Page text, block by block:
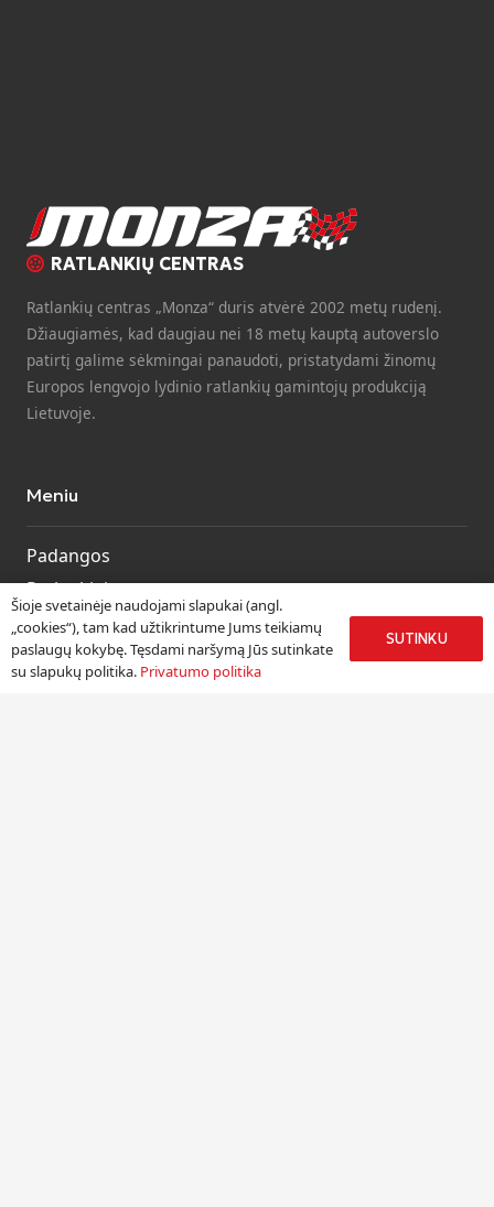
RATLANKIŲ CENTRAS
Ratlankių centras „Monza“ duris atvėrė 2002 metų rudenį.
Džiaugiamės, kad daugiau nei 18 metų kauptą autoverslo
patirtį galime sėkmingai panaudoti, pristatydami žinomų
Europos lengvojo lydinio ratlankių gamintojų produkciją
Lietuvoje.
Meniu
Padangos
Ratlankiai
Kitos prekės
Paslaugos
Šioje svetainėje naudojami slapukai (angl.
„cookies“), tam kad užtikrintume Jums teikiamų
paslaugų kokybę. Tęsdami naršymą Jūs sutinkate
su slapukų politika. Privatumo politika
SUTINKU